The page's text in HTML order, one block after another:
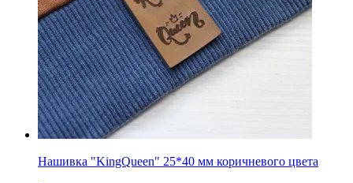
Нашивка "KingQueen" 25*40 мм коричневого цвета